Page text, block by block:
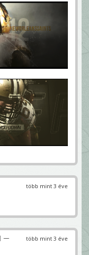
több mint 3 éve
több mint 3 éve
—